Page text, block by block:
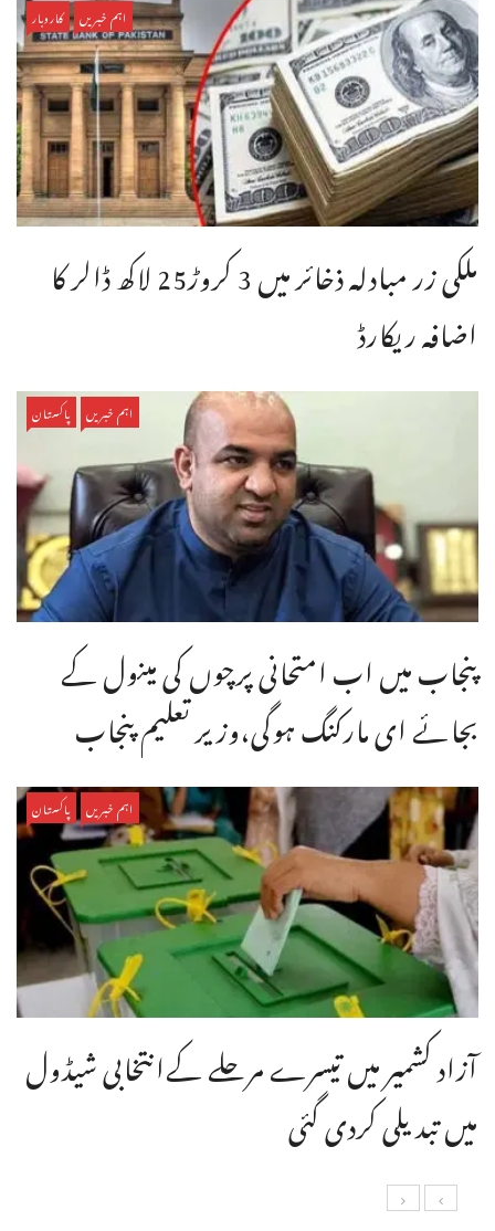
اہم خبریں کاروبار
ملکی زر مبادلہ ذخائر میں 3 کروڑ25 لاکھ ڈالر کا
اضافہ ریکارڈ
اہم خبریں پاکستان
پنجاب میں اب امتحانی پرچوں کی مینول کے
بجائے ای مارکنگ ہوگی،وزیر تعلیم پنجاب
اہم خبریں پاکستان
آزاد کشمیر میں تیسرے مرحلے کےانتخابی شیڈول
میں تبدیلی کردی گئی